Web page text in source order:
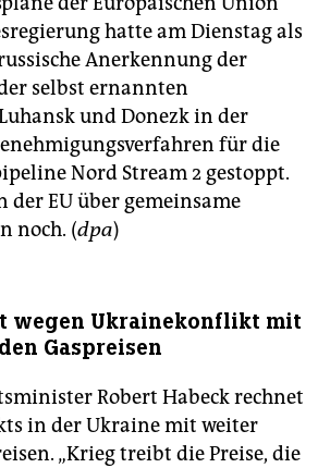
hatte am Dienstag als
Anerkennung der
selbst ernannten
und Donezk in der
für die
Nord Stream 2 gestoppt.
der EU über gemeinsame
noch. (dpa)
wegen Ukrainekonflikt mit
Gaspreisen
Robert Habeck rechnet
in der Ukraine mit weiter
„Krieg treibt die Preise, die